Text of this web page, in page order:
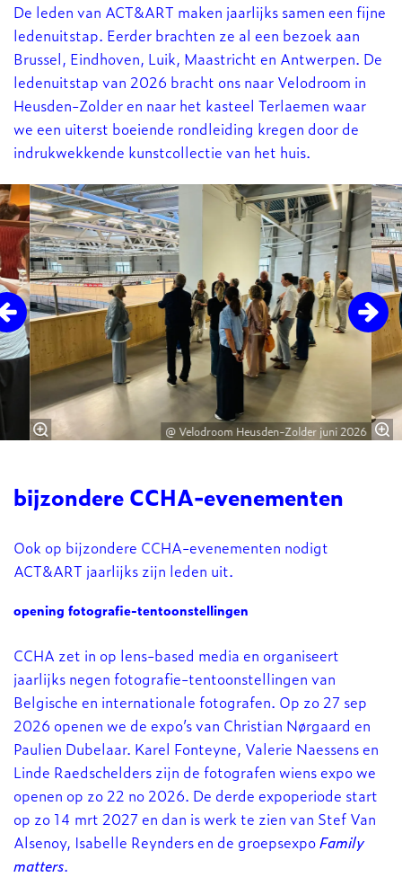
De leden van ACT&ART maken jaarlijks samen een fijne
ledenuitstap. Eerder brachten ze al een bezoek aan
Brussel, Eindhoven, Luik, Maastricht en Antwerpen. De
ledenuitstap van 2026 bracht ons naar Velodroom in
Heusden-Zolder en naar het kasteel Terlaemen waar
we een uiterst boeiende rondleiding kregen door de
indrukwekkende kunstcollectie van het huis.
Overslaan
@ Velodroom Heusden-Zolder juni 2026
bijzondere CCHA-evenementen
Ook op bijzondere CCHA-evenementen nodigt
ACT&ART jaarlijks zijn leden uit.
opening fotografie-tentoonstellingen
CCHA zet in op lens-based media en organiseert
jaarlijks negen fotografie-tentoonstellingen van
Belgische en internationale fotografen. Op zo 27 sep
2026 openen we de expo’s van Christian Nørgaard en
Paulien Dubelaar. Karel Fonteyne, Valerie Naessens en
Linde Raedschelders zijn de fotografen wiens expo we
openen op zo 22 no 2026. De derde expoperiode start
op zo 14 mrt 2027 en dan is werk te zien van Stef Van
Alsenoy, Isabelle Reynders en de groepsexpoFamily
matters.